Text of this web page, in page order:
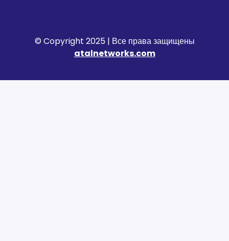
© Copyright 2025 | Все права защищены
atalnetworks.com